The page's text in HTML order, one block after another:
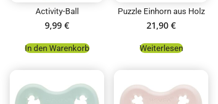
Activity-Ball
9,99 €
In den Warenkorb
Puzzle Einhorn aus Holz
21,90 €
Weiterlesen